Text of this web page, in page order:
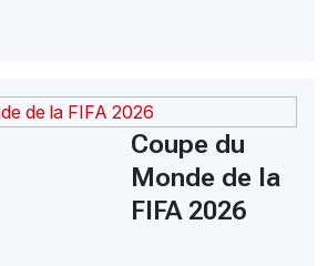
Coupe du
Monde de la
FIFA 2026